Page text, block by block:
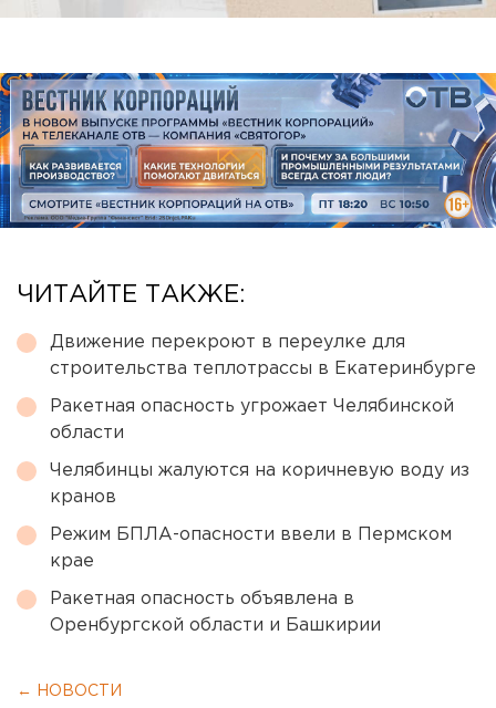
ЧИТАЙТЕ ТАКЖЕ:
Движение перекроют в переулке для
строительства теплотрассы в Екатеринбурге
Ракетная опасность угрожает Челябинской
области
Челябинцы жалуются на коричневую воду из
кранов
Режим БПЛА-опасности ввели в Пермском
крае
Ракетная опасность объявлена в
Оренбургской области и Башкирии
← НОВОСТИ